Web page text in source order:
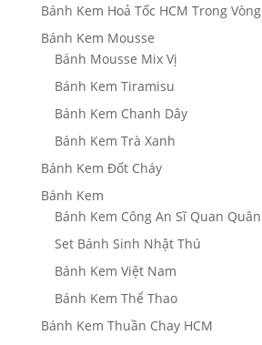
Bánh Kem Hoả Tốc HCM Trong
Bánh Kem Mousse
Bánh Mousse Mix Vị
Bánh Kem Tiramisu
Bánh Kem Chanh Dây
Bánh Kem Trà Xanh
Bánh Kem Đốt Cháy
Bánh Kem
Bánh Kem Công An Sĩ Quan
Set Bánh Sinh Nhật Thú
Bánh Kem Việt Nam
Bánh Kem Thể Thao
Bánh Kem Thuần Chay HCM